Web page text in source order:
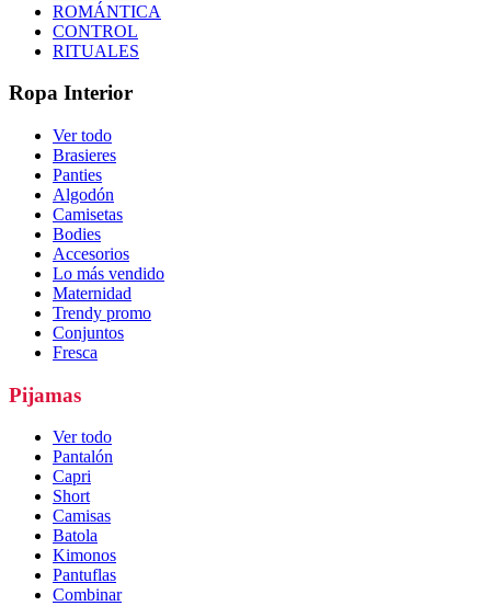
ROMÁNTICA
CONTROL
RITUALES
Ropa Interior
Ver todo
Brasieres
Panties
Algodón
Camisetas
Bodies
Accesorios
Lo más vendido
Maternidad
Trendy promo
Conjuntos
Fresca
Pijamas
Ver todo
Pantalón
Capri
Short
Camisas
Batola
Kimonos
Pantuflas
Combinar